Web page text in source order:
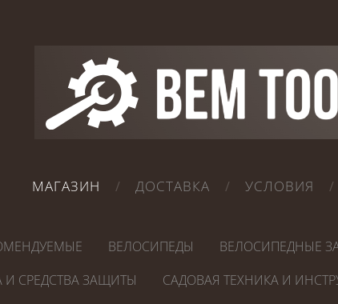
МАГАЗИН ДОСТАВКА УСЛОВИЯ
ВЕЛОСИПЕДЫ
ВЕЛОСИПЕДНЫЕ
СРЕДСТВА ЗАЩИТЫ
САДОВАЯ ТЕХНИКА И